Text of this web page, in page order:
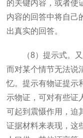
的关键内容，或者使
内容的回答中将自己
出真实的回答。
（8）提示式。
而对某个情节无法说
忆。提示有物证提示
示物证，可对有些证
可起到震慑作用，迫
证据材料来表现，这